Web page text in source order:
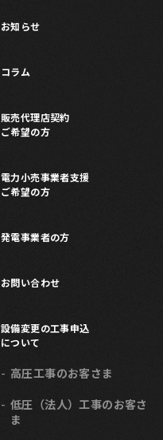
お知らせ
コラム
販売代理店契約
ご希望の方
電力小売事業者支援
ご希望の方
発電事業者の方
お問い合わせ
設備変更の工事申込
について
高圧工事のお客さま
低圧（法人）工事のお客さ
ま